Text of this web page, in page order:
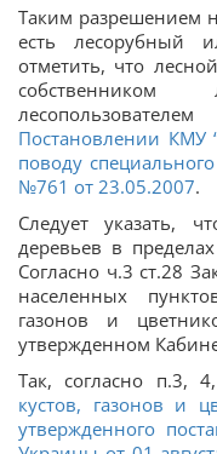
Таким разрешением
есть лесорубный
отметить, что
Постановлении КМУ
поводу
№761 от 23.05.2007.
Следует указать,
деревьев в
Согласно ч.3 ст.28
населенных
газонов и
утвержденном
Так, согласно п.3,
кустов, газонов и
утвержденного